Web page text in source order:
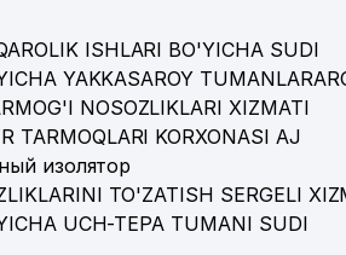
ISHLARI BO'YICHA SUDI
YAKKASAROY
NOSOZLIKLARI XIZMATI
TARMOQLARI KORXONASI AJ
изолятор
TO'ZATISH SERGELI
UCH-TEPA TUMANI SUDI